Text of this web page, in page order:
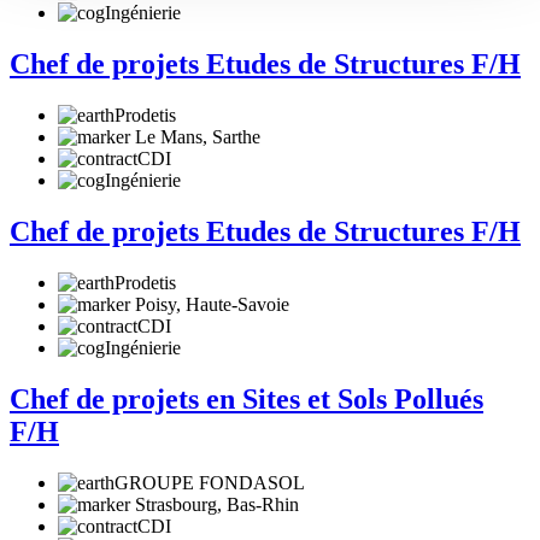
Ingénierie
Chef de projets Etudes de Structures F/H
Prodetis
Le Mans, Sarthe
CDI
Ingénierie
Chef de projets Etudes de Structures F/H
Prodetis
Poisy, Haute-Savoie
CDI
Ingénierie
Chef de projets en Sites et Sols Pollués
F/H
GROUPE FONDASOL
Strasbourg, Bas-Rhin
CDI